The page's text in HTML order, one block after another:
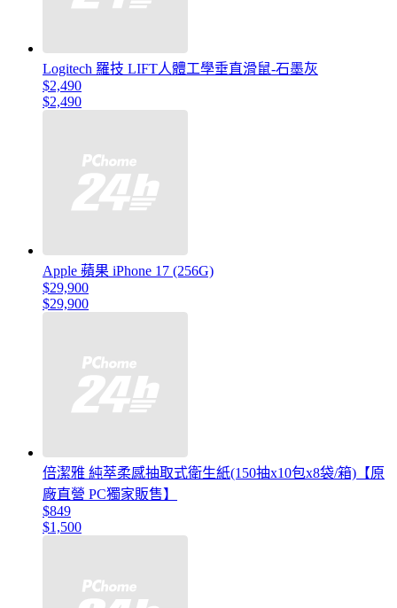
Logitech 羅技 LIFT人體工學垂直滑鼠-石墨灰
$2,490
$2,490
Apple 蘋果 iPhone 17 (256G)
$29,900
$29,900
倍潔雅 純萃柔感抽取式衛生紙(150抽x10包x8袋/箱)【原
廠直營 PC獨家販售】
$849
$1,500